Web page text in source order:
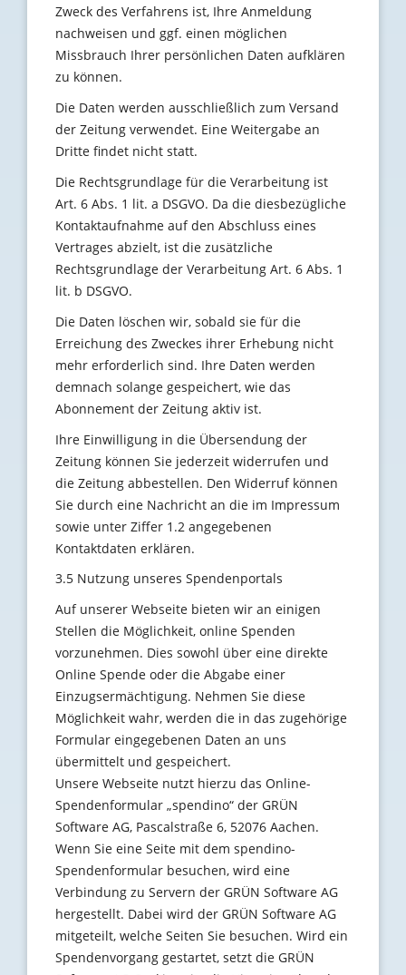
Zweck des Verfahrens ist, Ihre Anmeldung
nachweisen und ggf. einen möglichen
Missbrauch Ihrer persönlichen Daten aufklären
zu können.
Die Daten werden ausschließlich zum Versand
der Zeitung verwendet. Eine Weitergabe an
Dritte findet nicht statt.
Die Rechtsgrundlage für die Verarbeitung ist
Art. 6 Abs. 1 lit. a DSGVO. Da die diesbezügliche
Kontaktaufnahme auf den Abschluss eines
Vertrages abzielt, ist die zusätzliche
Rechtsgrundlage der Verarbeitung Art. 6 Abs. 1
lit. b DSGVO.
Die Daten löschen wir, sobald sie für die
Erreichung des Zweckes ihrer Erhebung nicht
mehr erforderlich sind. Ihre Daten werden
demnach solange gespeichert, wie das
Abonnement der Zeitung aktiv ist.
Ihre Einwilligung in die Übersendung der
Zeitung können Sie jederzeit widerrufen und
die Zeitung abbestellen. Den Widerruf können
Sie durch eine Nachricht an die im Impressum
sowie unter Ziffer 1.2 angegebenen
Kontaktdaten erklären.
3.5 Nutzung unseres Spendenportals
Auf unserer Webseite bieten wir an einigen
Stellen die Möglichkeit, online Spenden
vorzunehmen. Dies sowohl über eine direkte
Online Spende oder die Abgabe einer
Einzugsermächtigung. Nehmen Sie diese
Möglichkeit wahr, werden die in das zugehörige
Formular eingegebenen Daten an uns
übermittelt und gespeichert.
Unsere Webseite nutzt hierzu das Online-
Spendenformular „spendino“ der GRÜN
Software AG, Pascalstraße 6, 52076 Aachen.
Wenn Sie eine Seite mit dem spendino-
Spendenformular besuchen, wird eine
Verbindung zu Servern der GRÜN Software AG
hergestellt. Dabei wird der GRÜN Software AG
mitgeteilt, welche Seiten Sie besuchen. Wird ein
Spendenvorgang gestartet, setzt die GRÜN